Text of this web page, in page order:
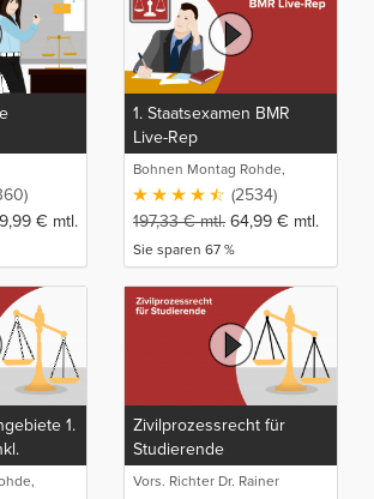
€ mtl.
1. Staatsexamen BMR
Live-Rep
Bohnen Montag Rohde,
Juristische Intensivlehrgänge
(2534)
197,33€mtl. 64,99 € mtl.
Sie sparen 67 %
1.
Zivilprozessrecht für
Studierende
Vors. Richter Dr. Rainer